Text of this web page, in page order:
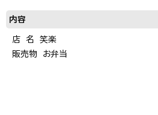
内容
店 名 笑楽
販売物 お弁当